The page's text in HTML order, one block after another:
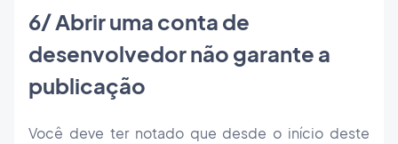
6/ Abrir uma conta de
desenvolvedor não garante a
publicação
Você deve ter notado que desde o início deste